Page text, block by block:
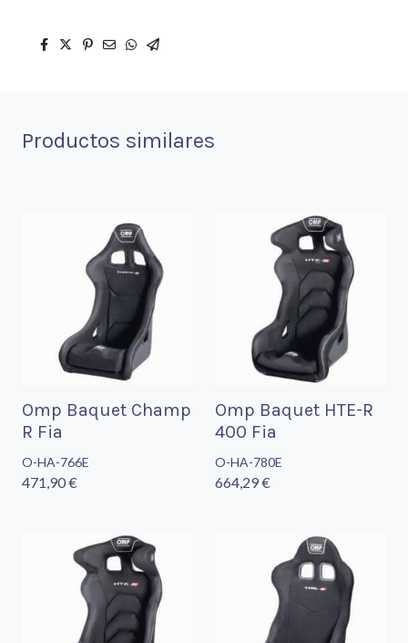
Productos similares
Omp Baquet Champ
R Fia
O-HA-766E
471,90 €
Omp Baquet HTE-R
400 Fia
O-HA-780E
664,29 €